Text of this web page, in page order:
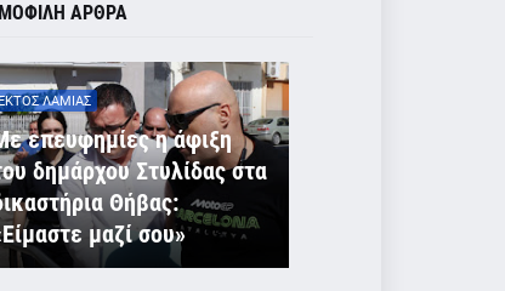
ΑΡΘΡΑ
ΛΑΜΙΑΣ
επευφημίες η άφιξη
δημάρχου Στυλίδας στα
Θήβας:
μαζί σου»